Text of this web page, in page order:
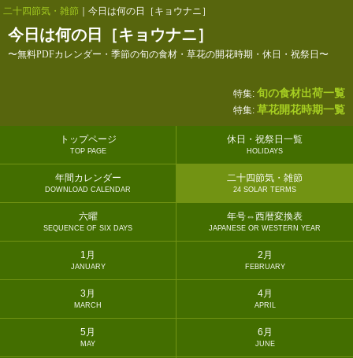
二十四節気・雑節 ｜今日は何の日［キョウナニ］
今日は何の日［キョウナニ］
〜無料PDFカレンダー・季節の旬の食材・草花の開花時期・休日・祝祭日〜
特集: 旬の食材出荷一覧
特集: 草花開花時期一覧
トップページ
TOP PAGE
休日・祝祭日一覧
HOLIDAYS
年間カレンダー
DOWNLOAD CALENDAR
二十四節気・雑節
24 SOLAR TERMS
六曜
SEQUENCE OF SIX DAYS
年号⇔西暦変換表
JAPANESE OR WESTERN YEAR
1月
JANUARY
2月
FEBRUARY
3月
MARCH
4月
APRIL
5月
MAY
6月
JUNE